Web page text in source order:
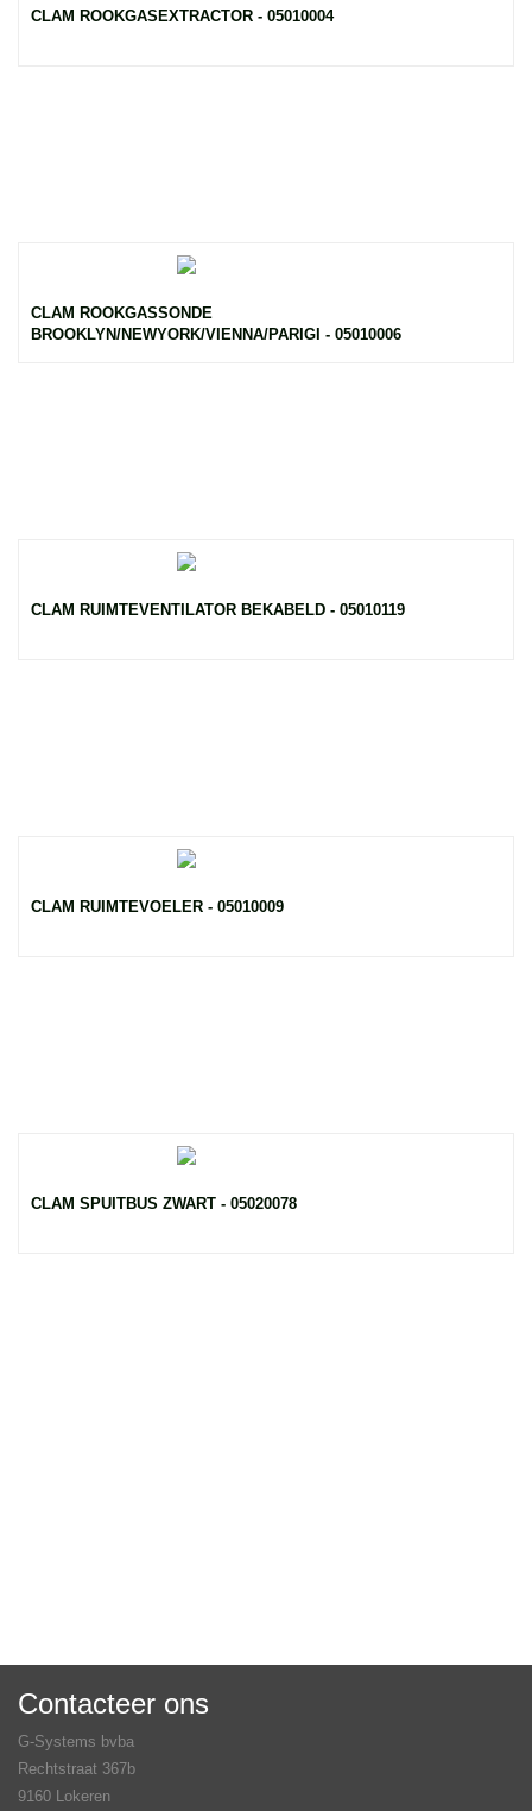
CLAM ROOKGASEXTRACTOR - 05010004
CLAM ROOKGASSONDE
BROOKLYN/NEWYORK/VIENNA/PARIGI - 05010006
CLAM RUIMTEVENTILATOR BEKABELD - 05010119
CLAM RUIMTEVOELER - 05010009
CLAM SPUITBUS ZWART - 05020078
Contacteer ons
G-Systems bvba
Rechtstraat 367b
9160 Lokeren